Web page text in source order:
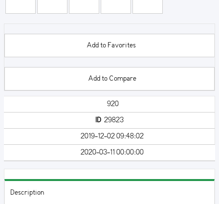
Add to Favorites
Add to Compare
920
ID29823
2019-12-02 09:48:02
2020-03-11 00:00:00
Description